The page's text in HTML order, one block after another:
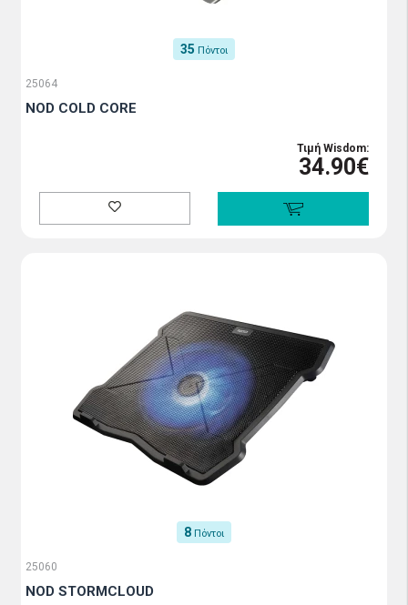
35 Πόντοι
25064
NOD COLD CORE
Τιμή Wisdom:
34.90€
8 Πόντοι
25060
NOD STORMCLOUD